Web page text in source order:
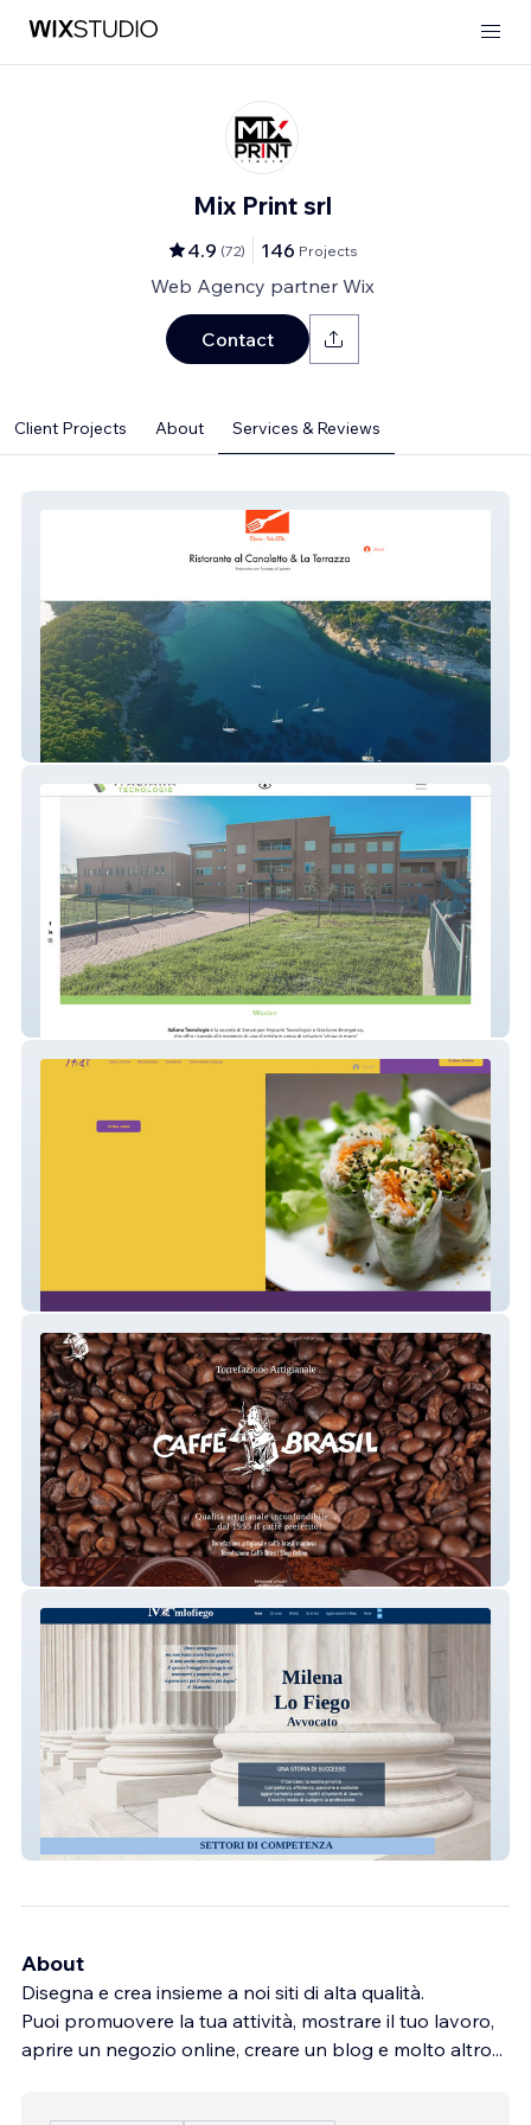
Mix Print srl
4.9 (72) 146 Projects
Web Agency partner Wix
Contact
Client Projects About Services & Reviews
Canaletto&Terrazza
Thai Firenze
Caffebrasil
Lofiegoavvocato
About
Disegna e crea insieme a noi siti di alta qualità.
Puoi promuovere la tua attività, mostrare il tuo lavoro,
aprire un negozio online, creare un blog e molto altro...